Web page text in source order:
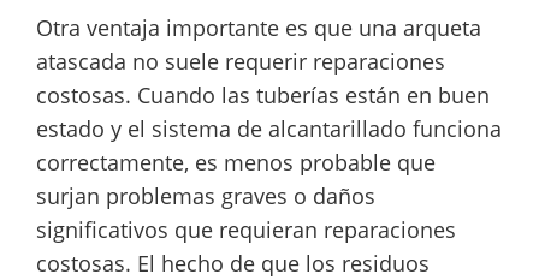
Otra ventaja importante es que una arqueta
atascada no suele requerir reparaciones
costosas. Cuando las tuberías están en buen
estado y el sistema de alcantarillado funciona
correctamente, es menos probable que
surjan problemas graves o daños
significativos que requieran reparaciones
costosas. El hecho de que los residuos